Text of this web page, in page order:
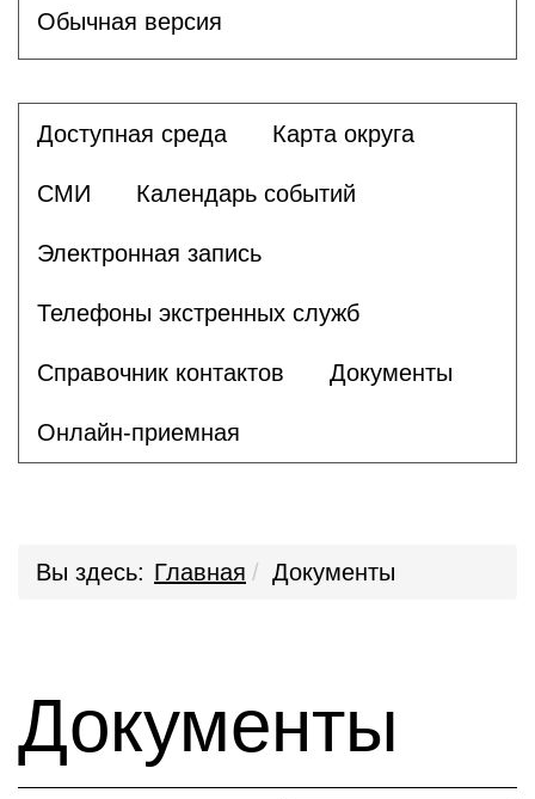
Обычная версия
Доступная среда Карта округа
СМИ Календарь событий
Электронная запись
Телефоны экстренных служб
Справочник контактов Документы
Онлайн-приемная
Вы здесь: Главная Документы
Документы